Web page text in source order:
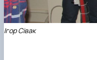
Ігор Сівак